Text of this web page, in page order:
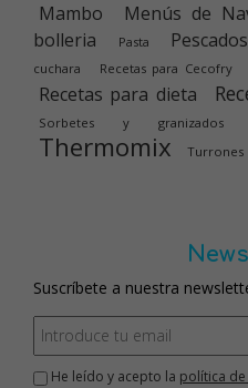
Mambo Menús de
bolleria
Pasta Pescados
cuchara
Recetas para Cecofry
Recetas para dieta
Sorbetes y granizados
Thermomix Turrones
Suscríbete a nuestra
He leído y acepto la política